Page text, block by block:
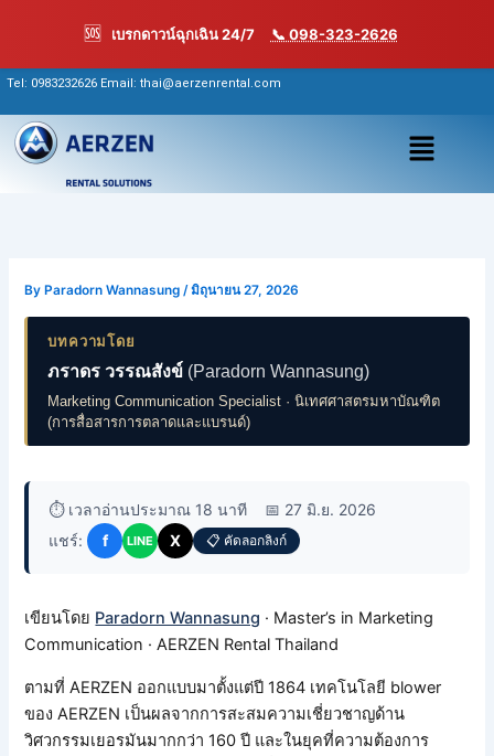
🆘 เบรกดาวน์ฉุกเฉิน 24/7 📞 098-323-2626
content
Tel: 0983232626 Email: thai@aerzenrental.com
เมนู
By Paradorn Wannasung/มิถุนายน 27, 2026
บทความโดย
ภราดร วรรณสังข์ (Paradorn Wannasung)
Marketing Communication Specialist · นิเทศศาสตรมหาบัณฑิต
(การสื่อสารการตลาดและแบรนด์)
⏱️ เวลาอ่านประมาณ 18 นาที
📅 27 มิ.ย. 2026
แชร์:
f LINE X 📋 คัดลอกลิงก์
เขียนโดย Paradorn Wannasung · Master’s in Marketing
Communication · AERZEN Rental Thailand
ตามที่ AERZEN ออกแบบมาตั้งแต่ปี 1864 เทคโนโลยี blower
ของ AERZEN เป็นผลจากการสะสมความเชี่ยวชาญด้าน
วิศวกรรมเยอรมันมากกว่า 160 ปี และในยุคที่ความต้องการ